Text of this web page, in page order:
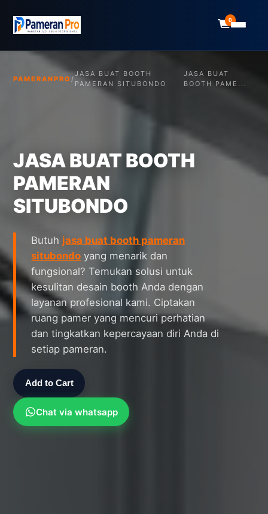
0
PAMERANPRO /
JASA BUAT BOOTH
PAMERAN SITUBONDO
JASA BUAT
BOOTH PAME...
JASA BUAT BOOTH
PAMERAN
SITUBONDO
Butuh jasa buat booth pameran
situbondo yang menarik dan
fungsional? Temukan solusi untuk
kesulitan desain booth Anda dengan
layanan profesional kami. Ciptakan
ruang pamer yang mencuri perhatian
dan tingkatkan kepercayaan diri Anda di
setiap pameran.
Add to Cart
Chat via whatsapp